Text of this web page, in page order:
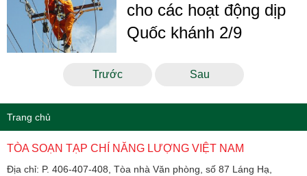
cho các hoạt động dịp
Quốc khánh 2/9
Trước Sau
Trang chủ
TÒA SOẠN TẠP CHÍ NĂNG LƯỢNG VIỆT NAM
Địa chỉ: P. 406-407-408, Tòa nhà Văn phòng, số 87 Láng Hạ,